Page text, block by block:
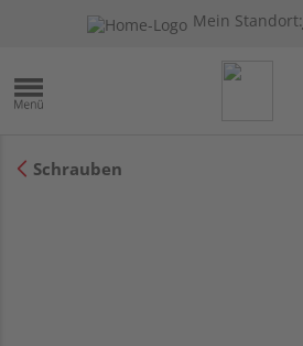
Mein Standort:
Schrauben